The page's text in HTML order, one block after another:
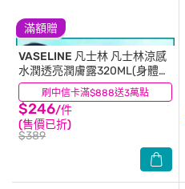
滿額贈
刷中信卡滿$888送3萬點
VASELINE 凡士林 凡士林涼感
水潤透亮潤膚露320ML(身體乳
液)
$246/件
(售價已折)
$389
(11)